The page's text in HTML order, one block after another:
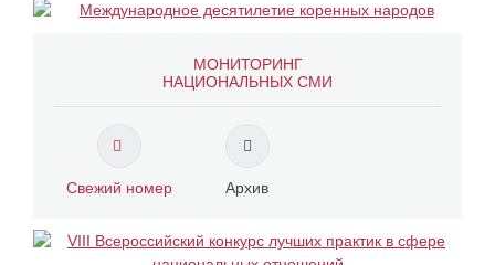
МОНИТОРИНГ
НАЦИОНАЛЬНЫХ СМИ
Свежий номер Архив